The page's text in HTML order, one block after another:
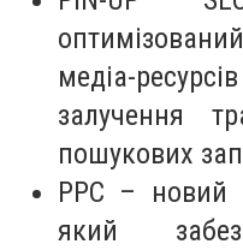
медіа-
залучення
пошукових
РРС – новий
який